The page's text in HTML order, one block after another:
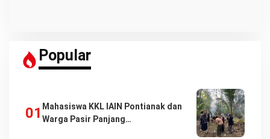
Popular
Mahasiswa KKL IAIN Pontianak dan
Warga Pasir Panjang…